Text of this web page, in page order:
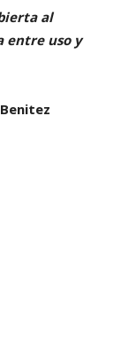
al
entre uso y